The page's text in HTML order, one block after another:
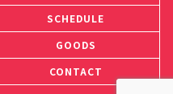
SCHEDULE
GOODS
CONTACT